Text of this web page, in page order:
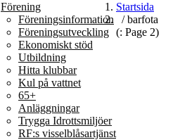
Förening
Föreningsinformation
Föreningsutveckling
Ekonomiskt stöd
Utbildning
Hitta klubbar
Kul på vattnet
65+
Anläggningar
Trygga Idrottsmiljöer
RF:s visselblåsartjänst
Startsida
/ barfota
(: Page 2)